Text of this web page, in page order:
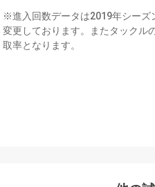
※進入回数データは2019年シーズ
変更しております。またタックル
取率となります。